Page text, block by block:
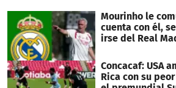
Mourinho le
cuenta con él,
irse del Real
Concacaf: USA
Rica con su